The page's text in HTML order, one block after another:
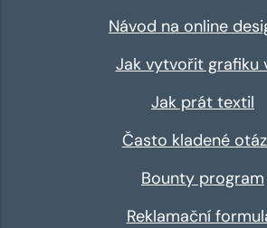
Návod na online
Jak vytvořit grafiku
Jak prát textil
Často kladené
Bounty program
Reklamační